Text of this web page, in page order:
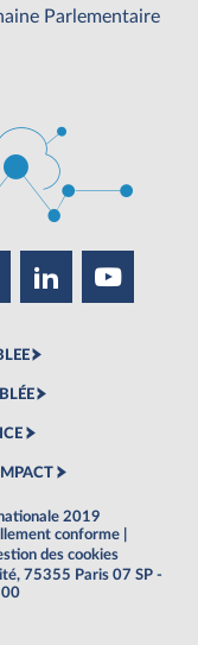
Parlementaire
2019
conforme
des cookies
75355 Paris 07 SP -